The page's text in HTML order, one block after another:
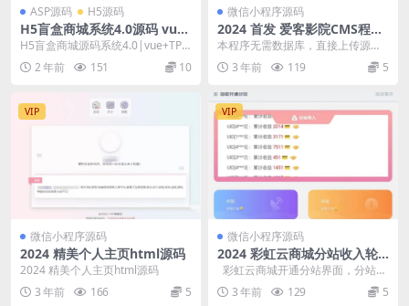
ASP源码 H5源码
H5盲盒商城系统4.0源码 vue+
thinkphp 5框架开发开源无加
密源码+安装教程
H5盲盒商城源码系统4.0|vue+TP5
php框架开发开源无加密源码+安装
教程...2 年前 151 10
微信小程序源码
2024 首发 爱客影院CMS程序
PHP源码V3.0 免数据库
本程序无需数据库，直接上传源码
即可访问，（服务器或虚拟主机空
间）都可以搭建使用！...
3 年前 119 5
VIP
微信小程序源码
2024 精美个人主页html源码
2024 精美个人主页html源码
3 年前
166 5
VIP
微信小程序源码
2024 彩虹云商城分站收入轮
播PHP源码
彩虹云商城开通分站界面，分站收
入轮播自己找个合适的位置插入进
去就可...
3 年前 129 5